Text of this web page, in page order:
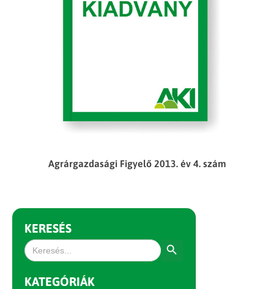
Agrárgazdasági Figyelő 2013. év 4. szám
KERESÉS
Search
for:
KATEGÓRIÁK